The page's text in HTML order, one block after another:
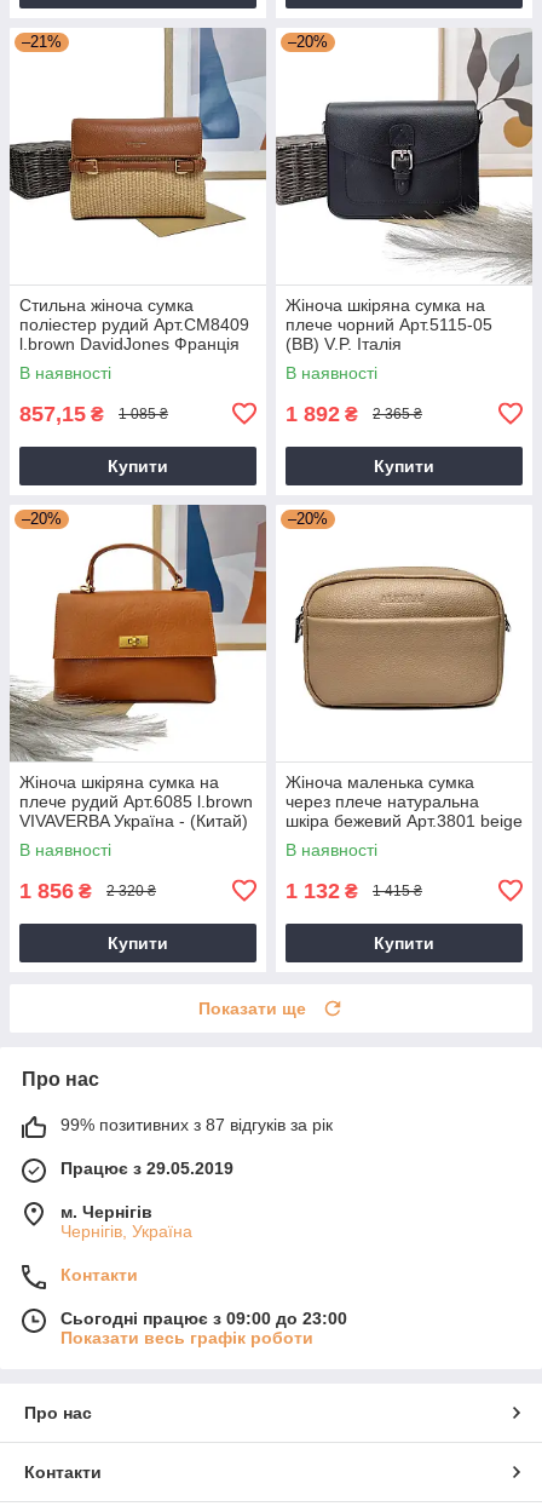
–21%
Стильна жіноча сумка
поліестер рудий Арт.CM8409
l.brown DavidJones Франція
В наявності
857,15 ₴ 1 085 ₴
Купити
–20%
Жіноча шкіряна сумка на
плече чорний Арт.5115-05
(BB) V.P. Італія
В наявності
1 892 ₴ 2 365 ₴
Купити
–20%
Жіноча шкіряна сумка на
плече рудий Арт.6085 l.brown
VIVAVERBA Україна - (Китай)
В наявності
1 856 ₴ 2 320 ₴
Купити
–20%
Жіноча маленька сумка
через плече натуральна
шкіра бежевий Арт.3801 beige
Alex Rai (Китай)
В наявності
1 132 ₴ 1 415 ₴
Купити
Показати ще
Про нас
99% позитивних з 87 відгуків за рік
Працює з 29.05.2019
м. Чернігів
Чернігів, Україна
Контакти
Сьогодні працює з 09:00 до 23:00
Показати весь графік роботи
Про нас
Контакти